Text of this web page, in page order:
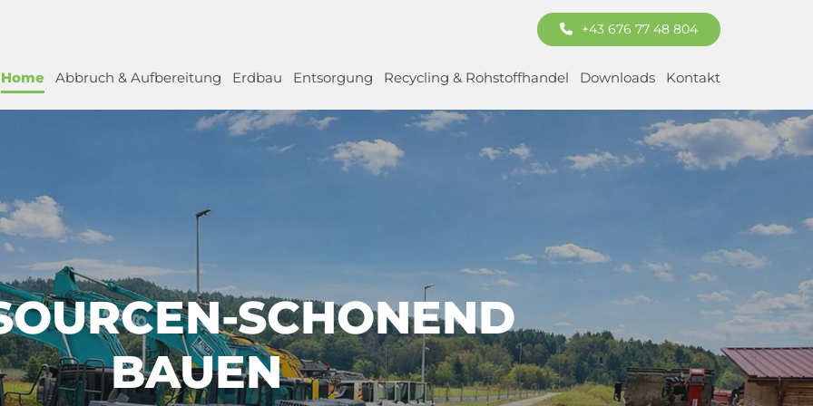
+43 676 77 48 804
Home Abbruch & Aufbereitung Erdbau Entsorgung Recycling & Rohstoffhandel Downloads Kontakt
SCHONEND
BAUEN